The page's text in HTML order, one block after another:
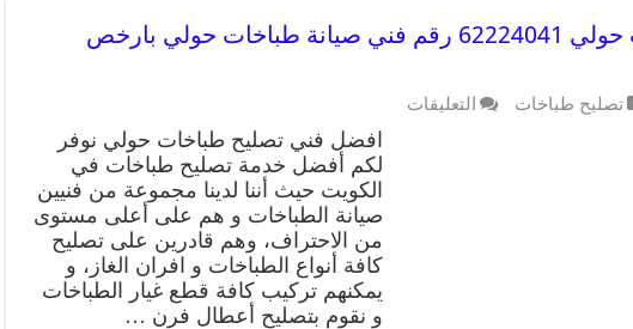
تصليح طباخات حولي 62224041 رقم فني صيانة طباخات حولي بارخص
تصليح طباخات التعليقات
افضل فني تصليح طباخات حولي نوفر
لكم أفضل خدمة تصليح طباخات في
الكويت حيث أننا لدينا مجموعة من فنيين
صيانة الطباخات و هم على أعلى مستوى
من الاحتراف، وهم قادرين على تصليح
كافة أنواع الطباخات و افران الغاز، و
يمكنهم تركيب كافة قطع غيار الطباخات
و نقوم بتصليح أعطال فرن …